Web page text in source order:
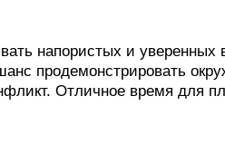
напористых и
продемонстрировать
Отличное время для